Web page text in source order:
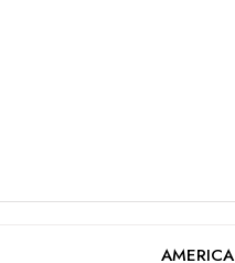
AMERICA